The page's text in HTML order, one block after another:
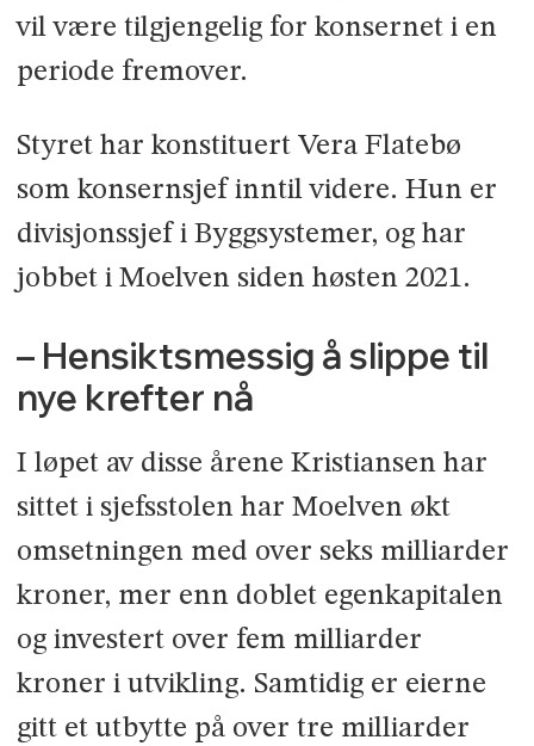
vil være tilgjengelig for konsernet i en
periode fremover.
Styret har konstituert Vera Flatebø
som konsernsjef inntil videre. Hun er
divisjonssjef i Byggsystemer, og har
jobbet i Moelven siden høsten 2021.
– Hensiktsmessig å slippe til
nye krefter nå
I løpet av disse årene Kristiansen har
sittet i sjefsstolen har Moelven økt
omsetningen med over seks milliarder
kroner, mer enn doblet egenkapitalen
og investert over fem milliarder
kroner i utvikling. Samtidig er eierne
gitt et utbytte på over tre milliarder